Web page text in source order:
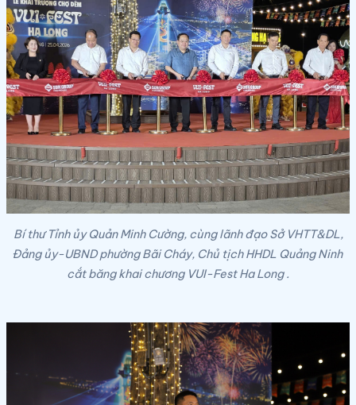
Bí thư Tỉnh ủy Quản Minh Cường, cùng lãnh đạo Sở VHTT&DL,
Đảng ủy-UBND phường Bãi Cháy, Chủ tịch HHDL Quảng Ninh
cắt băng khai chương VUI-Fest Ha Long .